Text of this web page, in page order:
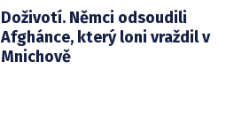
Doživotí. Němci odsoudili
Afghánce, který loni vraždil v
Mnichově